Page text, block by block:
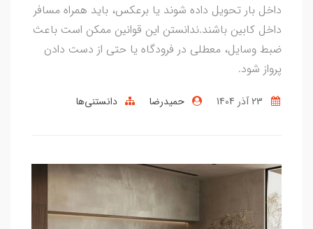
داخل بار تحویل داده شوند یا برعکس، باید همراه مسافر
داخل کابین باشند.ندانستن این قوانین ممکن است باعث
ضبط وسایل، معطلی در فرودگاه یا حتی از دست دادن
پرواز شود.
حمیدرضا دانستنی‌ها